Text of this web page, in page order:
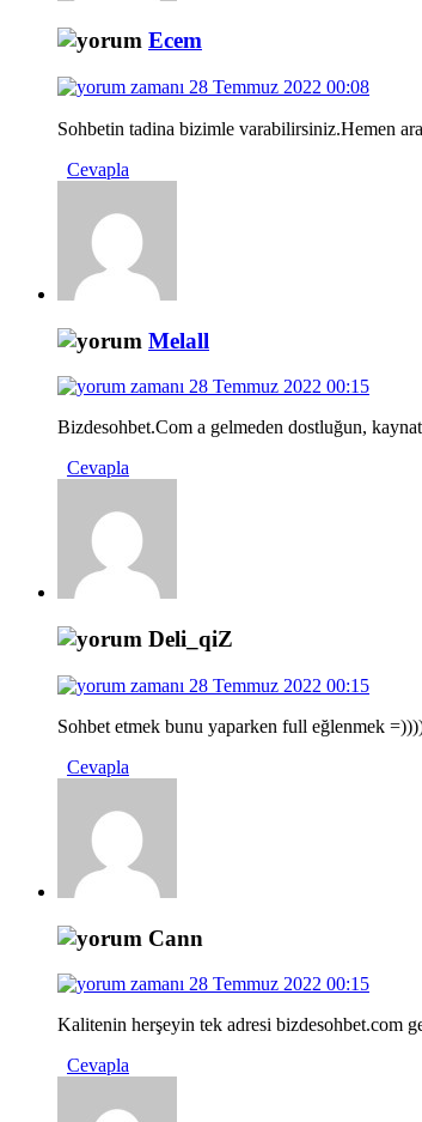
Ecem
28 Temmuz 2022 00:08
Sohbetin tadina bizimle varabilirsiniz.Hemen
Cevapla
Melall
28 Temmuz 2022 00:15
Bizdesohbet.Com a gelmeden dostluğun,
Cevapla
Deli_qiZ
28 Temmuz 2022 00:15
Sohbet etmek bunu yaparken full eğlenmek
Cevapla
Cann
28 Temmuz 2022 00:15
Kalitenin herşeyin tek adresi bizdesohbet.com
Cevapla